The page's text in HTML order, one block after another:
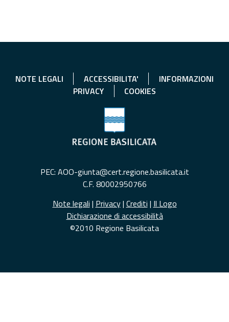
NOTE LEGALI ACCESSIBILITA'
INFORMAZIONI
PRIVACY
COOKIES
PEC: AOO-giunta@cert.regione.basilicata.it
C.F. 80002950766
Note legali | Privacy| Crediti | Il Logo
Dichiarazione di accessibilità
©2010 Regione Basilicata